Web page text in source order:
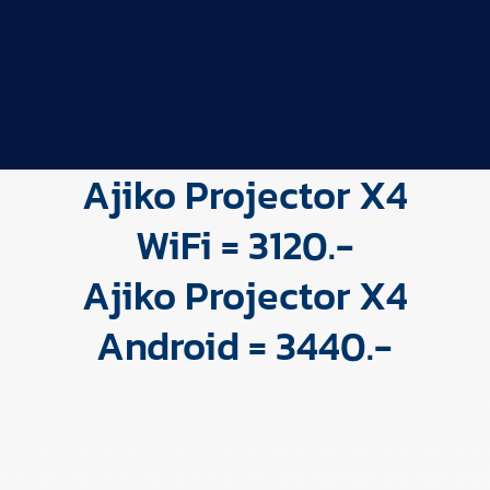
Ajiko Projector X4
WiFi = 3120.-
Ajiko Projector X4
Android = 3440.-